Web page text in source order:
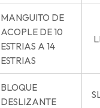
MANGUITO DE
ACOPLE DE 10
ESTRIAS A 14
ESTRIAS
BLOQUE
DESLIZANTE